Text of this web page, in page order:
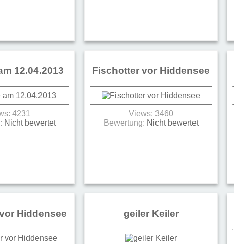
12.04.2013
4231
Nicht bewertet
Fischotter vor Hiddensee
Views: 3460
Bewertung: Nicht bewertet
Hiddensee geiler Keiler